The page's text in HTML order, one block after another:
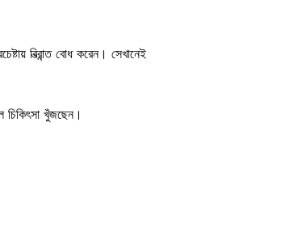
চিকিৎসা খুঁজছেন।